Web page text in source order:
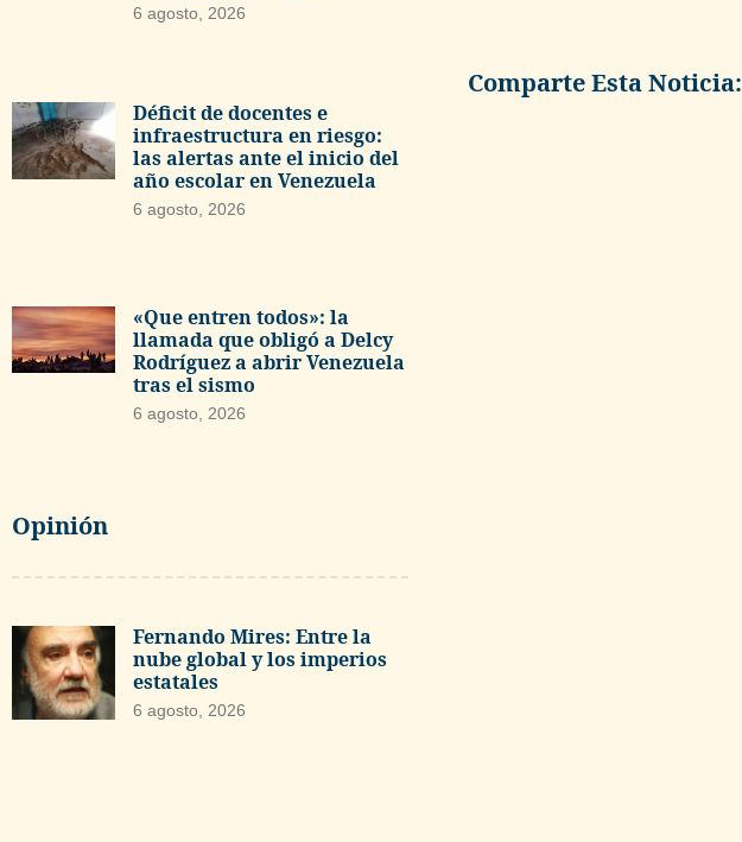
6 agosto, 2026
Déficit de docentes e
infraestructura en riesgo:
las alertas ante el inicio del
año escolar en Venezuela
6 agosto, 2026
«Que entren todos»: la
llamada que obligó a Delcy
Rodríguez a abrir Venezuela
tras el sismo
6 agosto, 2026
Opinión
Fernando Mires: Entre la
nube global y los imperios
estatales
6 agosto, 2026
Comparte Esta Noticia: